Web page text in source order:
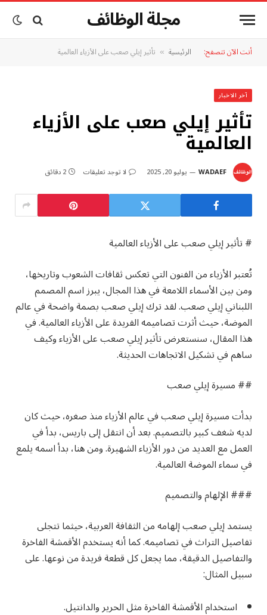
مجلة الوظائف
أنت الآن تتصفح: الرئيسية » تأثير إيلي صعب على الأزياء العالمية
آخر الاخبار
تأثير إيلي صعب على الأزياء
العالمية
WADAEF يوليو 20, 2025 لا توجد تعليقات 2 دقائق
# تأثير إيلي صعب على الأزياء العالمية
تُعتبر الأزياء من الفنون التي تعكس ثقافات الشعوب وتاريخها،
ومن بين الأسماء اللامعة في هذا المجال، يبرز اسم المصمم
اللبناني إيلي صعب. لقد ترك إيلي صعب بصمة واضحة في عالم
الموضة، حيث أثرت تصاميمه الفريدة على الأزياء العالمية. في
هذا المقال، سنستعرض تأثير إيلي صعب على الأزياء وكيف
ساهم في تشكيل الاتجاهات الحديثة.
## مسيرة إيلي صعب
بدأت مسيرة إيلي صعب في عالم الأزياء منذ صغره، حيث كان
لديه شغف كبير بالتصميم. بعد أن انتقل إلى باريس، بدأ في
العمل مع العديد من دور الأزياء الشهيرة. ومن هنا، بدأ اسمه يلمع
في سماء الموضة العالمية.
### الإلهام والتصميم
يستمد إيلي صعب إلهامه من الثقافة العربية، حيثما تتجلى
تفاصيل التراث في تصاميمه. كما أنه يستخدم الأقمشة الفاخرة
والتفاصيل الدقيقة، مما يجعل كل قطعة فريدة من نوعها. على
سبيل المثال:
استخدام الأقمشة الفاخرة مثل الحرير والدانتيل.